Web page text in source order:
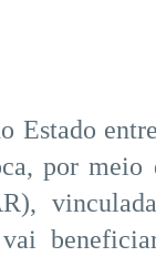
Estado
por meio